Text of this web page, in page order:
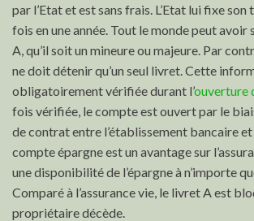
par l’Etat et est sans frais. L’Etat lui fixe son
fois en une année. Tout le monde peut
A, qu’il soit un mineure ou majeure. Par
ne doit détenir qu’un seul livret. Cette
obligatoirement vérifiée durant l’ouverture
fois vérifiée, le compte est ouvert par le
de contrat entre l’établissement bancaire et
compte épargne est un avantage sur
une disponibilité de l’épargne à n’importe
Comparé à l’assurance vie, le livret A est
propriétaire décède.